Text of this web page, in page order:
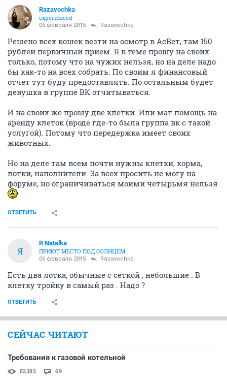
Razavochka
experienced
06 февраля 2015 Razavochka
Решено всех кошек везти на осмотр в АсВет, там 150
рублей первичный прием. Я в теме прошу на своих
только, потому что на чужих нельзя, но на деле надо
бы как-то на всех собрать. По своим я финансовый
отчет тут буду предоставлять. По остальным будет
девушка в группе ВК отчитываться.
И на своих же прошу две клетки. Или мат.помощь на
аренду клеток (вроде где-то была группа вк с такой
услугой). Потому что передержка имеет своих
животных.
Но на деле там всем почти нужны клетки, корма,
лотки, наполнители. За всех просить не могу на
форуме, но ограничиваться моими четырьмя нельзя
ОТВЕТИТЬ
Я
Я Natalka
ПРИЮТ МЕСТО ПОД СОЛНЦЕМ
06 февраля 2015 Razavochka
Есть два лотка, обычные с сеткой , небольшие . В
клетку тройку в самый раз . Надо ?
ОТВЕТИТЬ
СЕЙЧАС ЧИТАЮТ
Требования к газовой котельной
52382 69